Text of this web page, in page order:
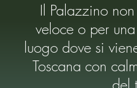
Il Palazzino
veloce o per
luogo dove si
Toscana con